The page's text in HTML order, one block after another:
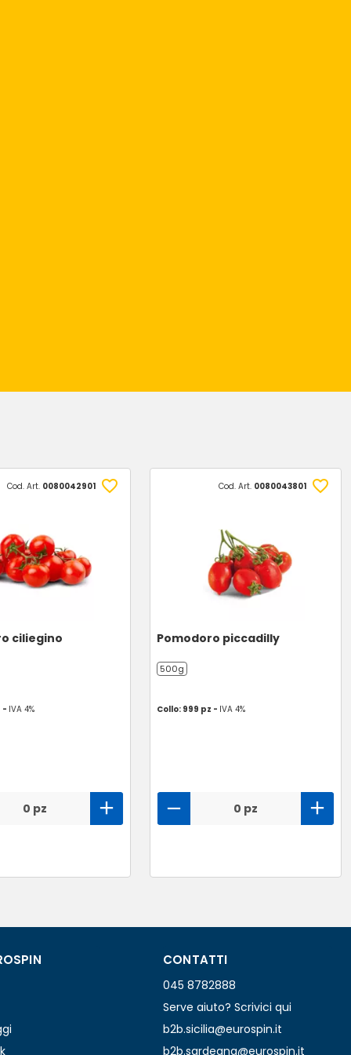
Cod. Art. 0080042901
ciliegino
- IVA 4%
0 pz
Cod. Art. 0080043801
Pomodoro piccadilly
500g
Collo: 999 pz - IVA 4%
0 pz
CONTATTI
045 8782888
Serve aiuto? Scrivici qui
b2b.sicilia@eurospin.it
b2b.sardegna@eurospin.it